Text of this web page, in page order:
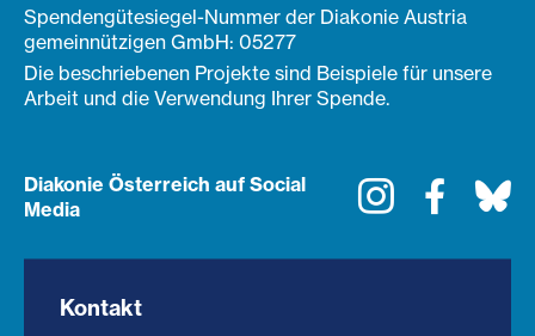
Spendengütesiegel-Nummer der Diakonie Austria
gemeinnützigen GmbH: 05277
Die beschriebenen Projekte sind Beispiele für unsere
Arbeit und die Verwendung Ihrer Spende.
Diakonie Österreich auf Social
Media
Instagram
Kontakt